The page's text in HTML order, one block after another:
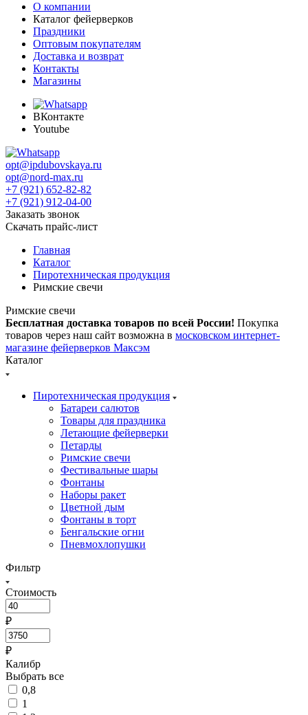
О компании
Каталог фейерверков
Праздники
Оптовым покупателям
Доставка и возврат
Контакты
Магазины
ВКонтакте
Youtube
opt@ipdubovskaya.ru
opt@nord-max.ru
+7 (921) 652-82-82
+7 (921) 912-04-00
Заказать звонок
Скачать прайс-лист
Главная
Каталог
Пиротехническая продукция
Римские свечи
Римские свечи
Бесплатная доставка товаров по всей России! Покупка
товаров через наш сайт возможна в московском интернет-
магазине фейерверков Максэм
Каталог
Пиротехническая продукция
Батареи салютов
Товары для праздника
Летающие фейерверки
Петарды
Римские свечи
Фестивальные шары
Фонтаны
Наборы ракет
Цветной дым
Фонтаны в торт
Бенгальские огни
Пневмохлопушки
Фильтр
Стоимость
₽
₽
Калибр
Выбрать все
0,8
1